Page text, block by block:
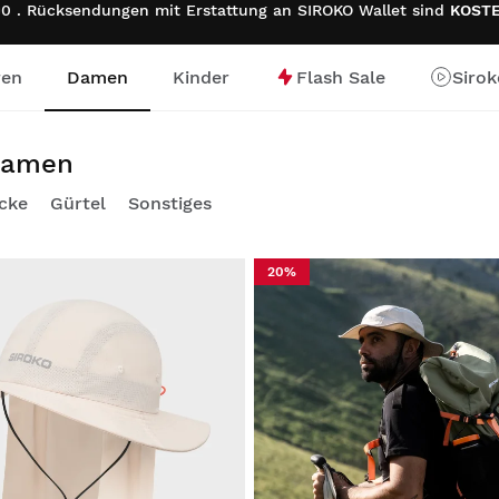
. Rücksendungen mit Erstattung an SIROKO Wallet sind
Damen Kinder Flash Sale
Gürtel Sonstiges
20%